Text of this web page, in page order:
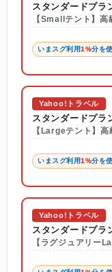
スタンダードプラ
【Smallテント】
いまスグ利用1%分を
Yahoo!トラベル
スタンダードプラ
【Largeテント】
いまスグ利用1%分を
Yahoo!トラベル
スタンダードプラ
【ラグジュアリー